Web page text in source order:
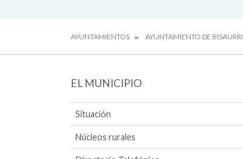
AYUNTAMIENTOS AYUNTAMIENTO DE BISAURRI
EL MUNICIPIO
Situación
Núcleos rurales